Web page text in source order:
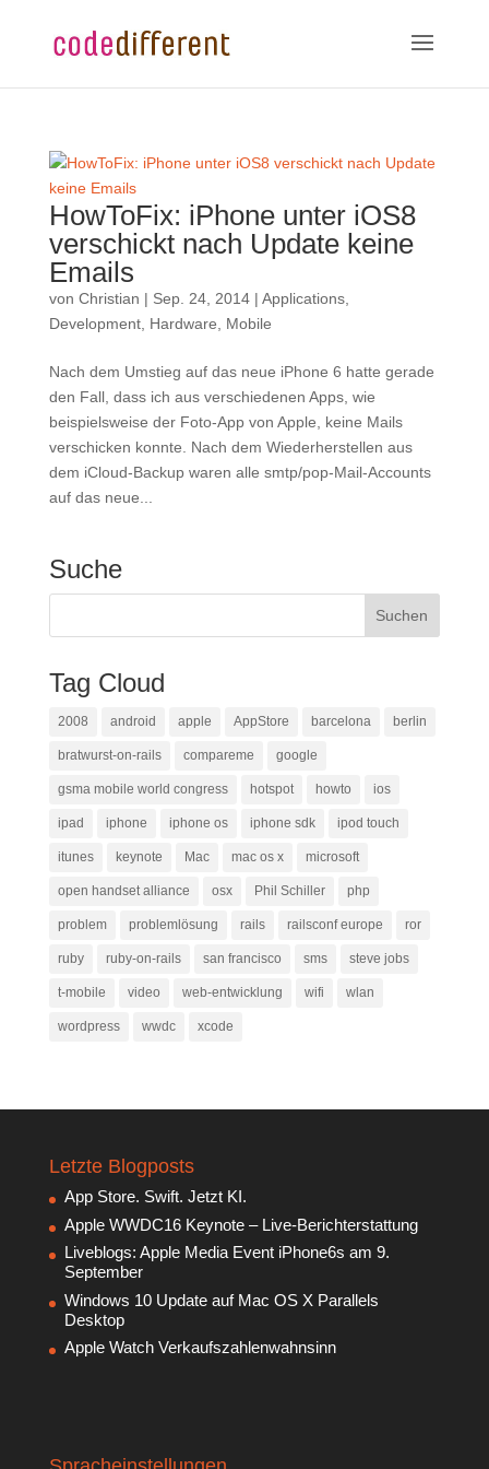
HowToFix: iPhone unter iOS8
verschickt nach Update keine
Emails
von Christian | Sep. 24, 2014| Applications,
Development, Hardware Mobile
Nach dem Umstieg auf das neue iPhone 6 hatte gerade
den Fall, dass ich aus verschiedenen Apps, wie
beispielsweise der Foto-App von Apple, keine Mails
verschicken konnte. Nach dem Wiederherstellen aus
dem iCloud-Backup waren alle smtp/pop-Mail-Accounts
auf das neue...
Suche
Tag Cloud
2008 android apple AppStore barcelona berlin
bratwurst-on-rails compareme google
gsma mobile world congress hotspot howto ios
ipad iphone iphone os iphone sdk ipod touch
itunes keynote Mac mac os x microsoft
open handset alliance osx Phil Schiller php
problem problemlösung rails railsconf europe ror
ruby ruby-on-rails san francisco sms steve jobs
t-mobile video web-entwicklung wifi wlan
wordpress wwdc xcode
Letzte Blogposts
App Store. Swift. Jetzt KI.
Apple WWDC16 Keynote – Live-Berichterstattung
Liveblogs: Apple Media Event iPhone6s am 9.
September
Windows 10 Update auf Mac OS X Parallels
Desktop
Apple Watch Verkaufszahlenwahnsinn